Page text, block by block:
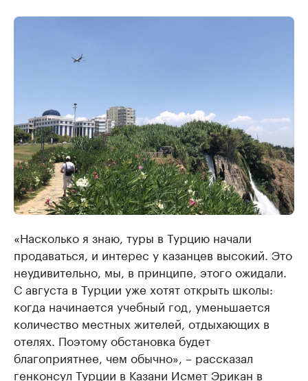
«Насколько я знаю, туры в Турцию начали
продаваться, и интерес у казанцев высокий. Это
неудивительно, мы, в принципе, этого ожидали.
С августа в Турции уже хотят открыть школы:
когда начинается учебный год, уменьшается
количество местных жителей, отдыхающих в
отелях. Поэтому обстановка будет
благоприятнее, чем обычно», – рассказал
генконсул Турции в Казани Исмет Эрикан в